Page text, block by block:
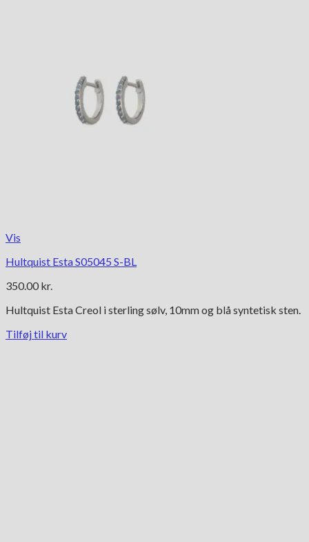
Vis
Hultquist Esta S05045 S-BL
350.00 kr.
Hultquist Esta Creol i sterling sølv, 10mm og blå syntetisk sten.
Tilføj til kurv